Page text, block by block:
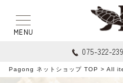
075-322-
Pagong ネットショップ TOP > All